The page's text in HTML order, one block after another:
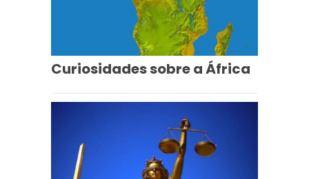
Curiosidades sobre a África